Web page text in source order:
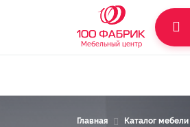
Мебельный центр
Главная Каталог мебели